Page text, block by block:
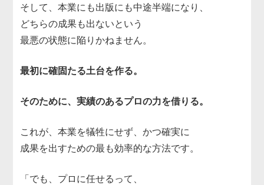
そして、本業にも出版にも中途半端になり、
どちらの成果も出ないという
最悪の状態に陥りかねません。
最初に確固たる土台を作る。
そのために、実績のあるプロの力を借りる。
これが、本業を犠牲にせず、かつ確実に
成果を出すための最も効率的な方法です。
「でも、プロに任せるって、